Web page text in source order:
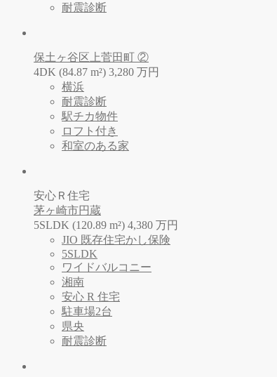
耐震診断
保土ヶ谷区上菅田町 ②
4DK (84.87 m²) 3,280 万円
横浜
耐震診断
駅チカ物件
ロフト付き
和室のある家
安心Ｒ住宅
茅ヶ崎市円蔵
5SLDK (120.89 m²) 4,380 万円
JIO 既存住宅かし保険
5SLDK
ワイドバルコニー
湘南
安心 R 住宅
駐車場2台
県央
耐震診断